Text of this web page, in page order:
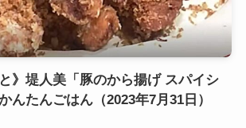
》堤人美「豚のから揚げ スパイシ
んたんごはん（2023年7月31日）